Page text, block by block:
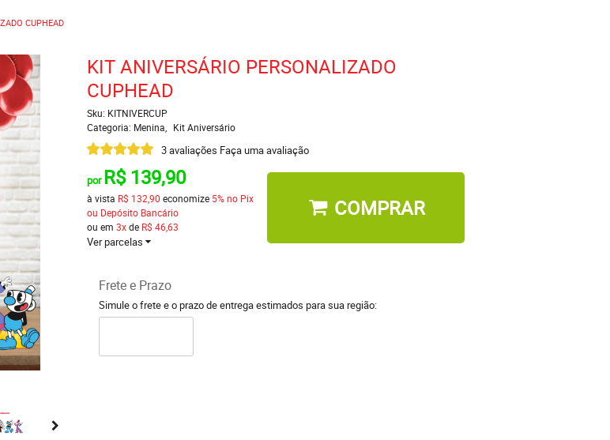
CUPHEAD
KIT ANIVERSÁRIO PERSONALIZADO
CUPHEAD
Sku: KITNIVERCUP
Categoria: Menina Kit Aniversário
3 avaliações Faça uma avaliação
por R$ 139,90
à vista R$ 132,90 economize 5% no Pix
ou Depósito Bancário
ou em 3xde R$ 46,63
Ver parcelas
COMPRAR
Frete e Prazo
Simule o frete e o prazo de entrega estimados para sua região: